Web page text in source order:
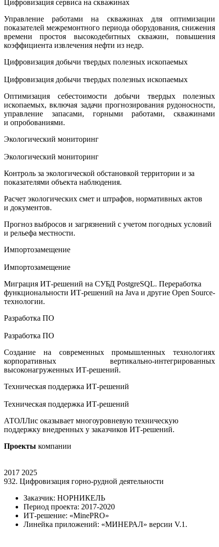
Цифровизация сервиса на скважинах
Управление работами на скважинах для оптимизации
показателей межремонтного периода оборудования, снижения
времени простоя высокодебитных скважин, повышения
коэффициента извлечения нефти из недр.
Цифровизация добычи твердых полезных ископаемых
Цифровизация добычи твердых полезных ископаемых
Оптимизация себестоимости добычи твердых полезных
ископаемых, включая задачи прогнозирования рудоносности,
управление запасами, горными работами, скважинами
и опробованиями.
Экологический мониторинг
Экологический мониторинг
Контроль за экологической обстановкой территории и за
показателями объекта наблюдения.
Расчет экологических смет и штрафов, нормативных актов
и документов.
Прогноз выбросов и загрязнений с учетом погодных условий
и рельефа местности.
Импортозамещение
Импортозамещение
Миграция ИТ-решений на СУБД PostgreSQL. Переработка
функциональности ИТ-решений на Java и другие Open Source-
технологии.
Разработка ПО
Разработка ПО
Создание на современных промышленных технологиях
корпоративных вертикально-интегрированных
высоконагруженных ИТ-решений.
Техническая поддержка ИТ-решений
Техническая поддержка ИТ-решений
АТОЛЛис оказывает многоуровневую техническую
поддержку внедренных у заказчиков ИТ-решений.
Проекты компании
2017 2025
932. Цифровизация горно-рудной деятельности
Заказчик: НОРНИКЕЛЬ
Период проекта: 2017-2020
ИТ-решение: «MinePRO»
Линейка приложений: «МИНЕРАЛ» версии V.1.